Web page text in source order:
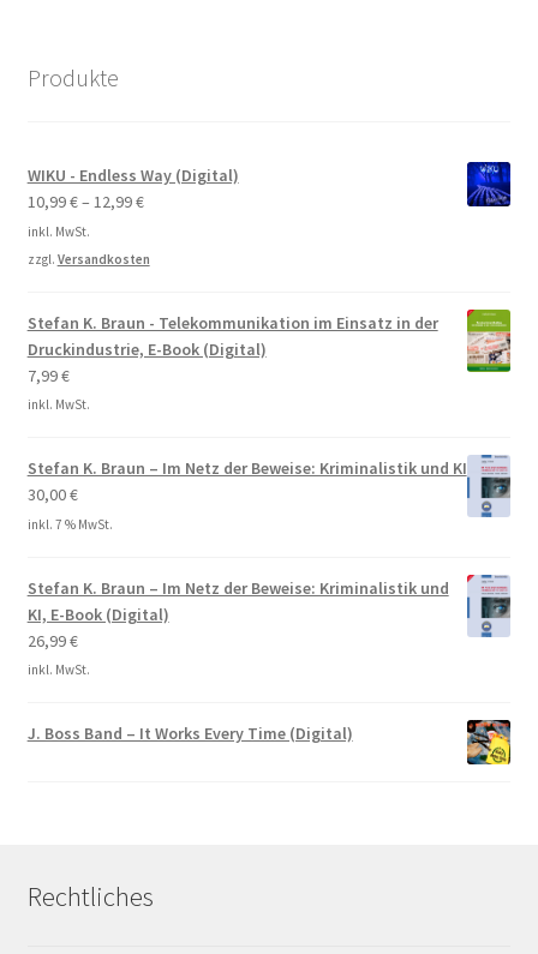
Produkte
WIKU - Endless Way (Digital)
10,99€– 12,99€
inkl. MwSt.
zzgl. Versandkosten
Stefan K. Braun - Telekommunikation im Einsatz in der
Druckindustrie, E-Book (Digital)
7,99€
inkl. MwSt.
Stefan K. Braun – Im Netz der Beweise: Kriminalistik und KI
30,00€
inkl. 7 % MwSt.
Stefan K. Braun – Im Netz der Beweise: Kriminalistik und
KI, E-Book (Digital)
26,99€
inkl. MwSt.
J. Boss Band – It Works Every Time (Digital)
Rechtliches